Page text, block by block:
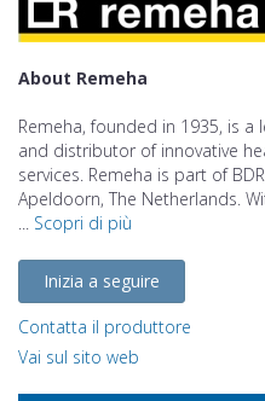
About Remeha
Remeha, founded in 1935, is
and distributor of innovative
services. Remeha is part of
Apeldoorn, The Netherlands.
... Scopri di più
Inizia a seguire
Contatta il produttore
Vai sul sito web